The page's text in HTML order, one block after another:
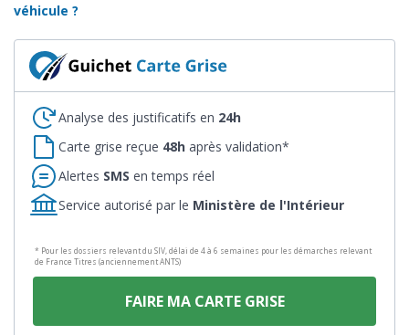
véhicule ?
Analyse des justificatifs en 24h
Carte grise reçue 48h après validation*
Alertes SMS en temps réel
Service autorisé par le Ministère de l'Intérieur
* Pour les dossiers relevant du SIV, délai de 4 à 6 semaines pour les démarches relevant
de France Titres (anciennement ANTS)
FAIRE MA CARTE GRISE